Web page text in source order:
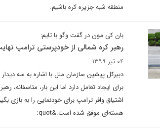
منطقه شبه جزیره کره باشیم.
بان کی مون در گفت وگو با تایم:
رهبر کره شمالی از خودپرستی ترامپ
۰۴ تیر ۱۳۹۹
برای ایجاد تعامل دارد اما این بار، متاسفانه،
اشتیاق وافر ترامپ برای خودنمایی را به
هسته‌ای موفق شده است.&quot;